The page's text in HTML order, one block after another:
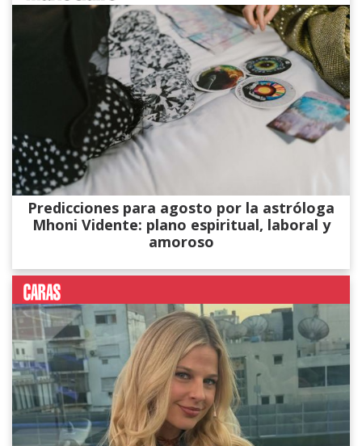
Predicciones para agosto por la astróloga
Mhoni Vidente: plano espiritual, laboral y
amoroso